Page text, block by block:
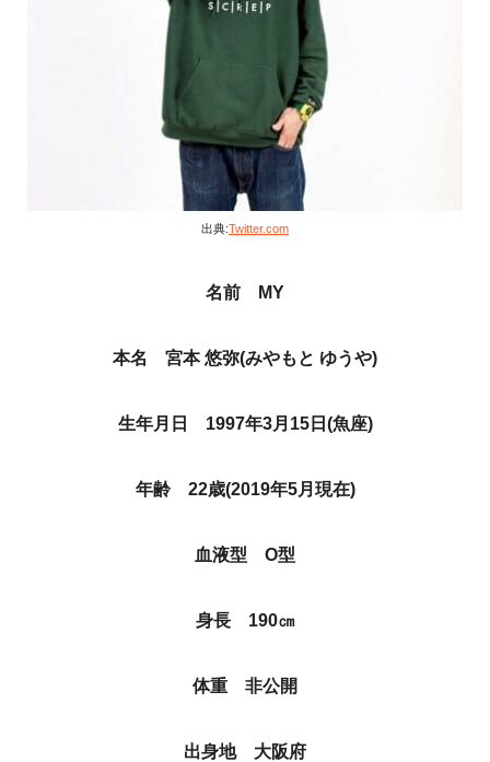
出典:Twitter.com
名前 MY
本名 宮本 悠弥(みやもと ゆうや)
生年月日 1997年3月15日(魚座)
年齢 22歳(2019年5月現在)
血液型 O型
身長 190㎝
体重 非公開
出身地 大阪府